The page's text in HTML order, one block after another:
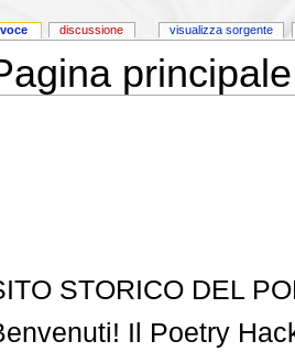
principale
STORICO DEL
Il Poetry
voce discussione visualizza sorgente